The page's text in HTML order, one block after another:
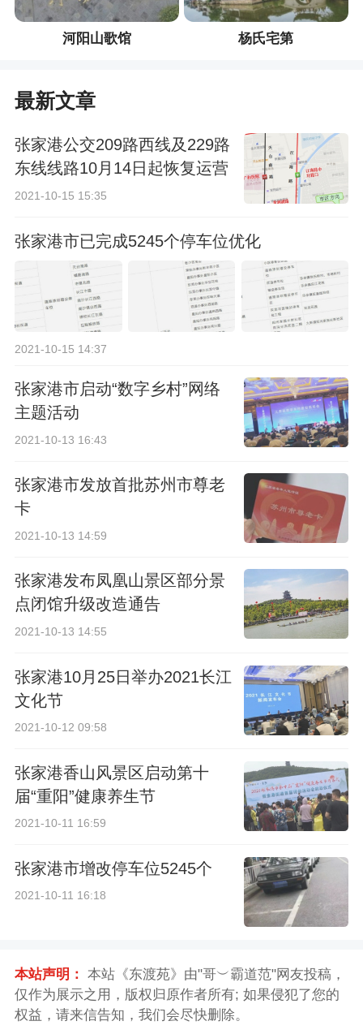
河阳山歌馆 杨氏宅第
最新文章
张家港公交209路西线及229路
东线线路10月14日起恢复运营
2021-10-15 15:35
张家港市已完成5245个停车位优化
2021-10-15 14:37
张家港市启动“数字乡村”网络
主题活动
2021-10-13 16:43
张家港市发放首批苏州市尊老
卡
2021-10-13 14:59
张家港发布凤凰山景区部分景
点闭馆升级改造通告
2021-10-13 14:55
张家港10月25日举办2021长江
文化节
2021-10-12 09:58
张家港香山风景区启动第十
届“重阳”健康养生节
2021-10-11 16:59
张家港市增改停车位5245个
2021-10-11 16:18
本站声明： 本站《东渡苑》由"哥︶霸道范"网友投稿，
仅作为展示之用，版权归原作者所有; 如果侵犯了您的
权益，请来信告知，我们会尽快删除。